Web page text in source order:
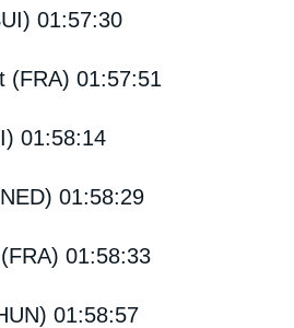
01:57:30
(FRA) 01:57:51
01:58:14
01:58:29
01:58:33
01:58:57